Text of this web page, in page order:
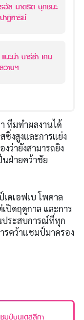
อัล มาดริด บุกชนะ
าฏิหาริย์
ำ บาร์ซ่า เคน
วานฯ
ทีมทำผลงานได้
ซิ่งสูงและการแย่ง
ว่ายังสามารถยิง
นฝ่ายคว้าชัย
ดเอฟเบ โพคาล
ปิดฤดูกาล และการ
ประสบการณ์ที่ทุก
คว้าแชมป์มาครอง
มป์บุนเดสลีกา